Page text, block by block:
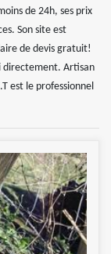
de 24h, ses prix
Son site est
de devis gratuit!
directement. Artisan
est le professionnel